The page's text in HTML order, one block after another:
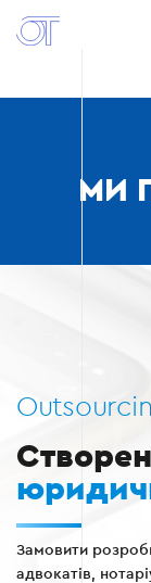
МИ
Замовити
адвокатів,